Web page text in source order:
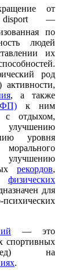
от
disport —
по
людей
их
род
активности,
, а также
к ним
отдыхом,
уровня
улучшению
рекордов,
физических
для
— это
спортивных
на
.